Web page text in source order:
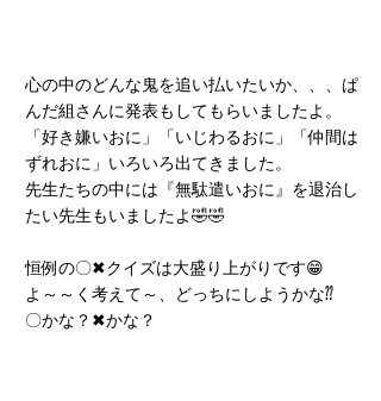
心の中のどんな鬼を追い払いたいか、、、ぱ
んだ組さんに発表もしてもらいましたよ。
「好き嫌いおに」「いじわるおに」「仲間は
ずれおに」いろいろ出てきました。
先生たちの中には『無駄遣いおに』を退治し
たい先生もいましたよ🤣🤣
恒例の〇✖クイズは大盛り上がりです😁
よ～～く考えて～、どっちにしようかな⁇
〇かな？✖かな？